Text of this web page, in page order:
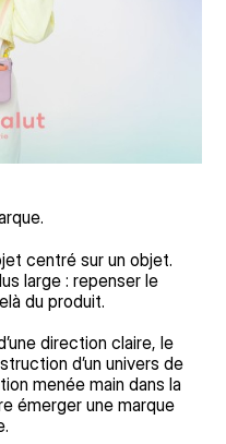
centré sur un objet.
large : repenser le
du produit.
direction claire, le
d’un univers de
menée main dans la
émerger une marque